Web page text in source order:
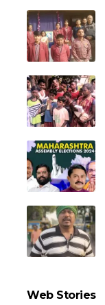
Web Stories